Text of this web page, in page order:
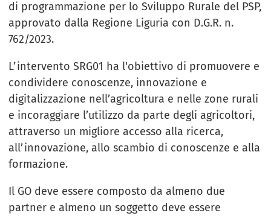
di programmazione per lo Sviluppo Rurale del PSP,
approvato dalla Regione Liguria con D.G.R. n.
762/2023.
L’intervento SRG01 ha l'obiettivo di promuovere e
condividere conoscenze, innovazione e
digitalizzazione nell’agricoltura e nelle zone rurali
e incoraggiare l’utilizzo da parte degli agricoltori,
attraverso un migliore accesso alla ricerca,
all’innovazione, allo scambio di conoscenze e alla
formazione.
Il GO deve essere composto da almeno due
partner e almeno un soggetto deve essere